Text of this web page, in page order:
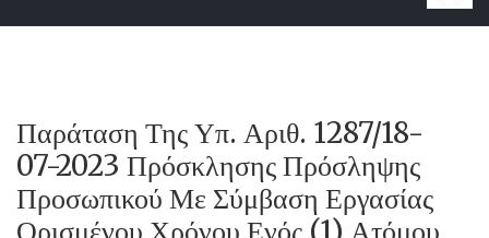
Παράταση Της Υπ. Αριθ. 1287/18-
07-2023 Πρόσκλησης Πρόσληψης
Προσωπικού Με Σύμβαση Εργασίας